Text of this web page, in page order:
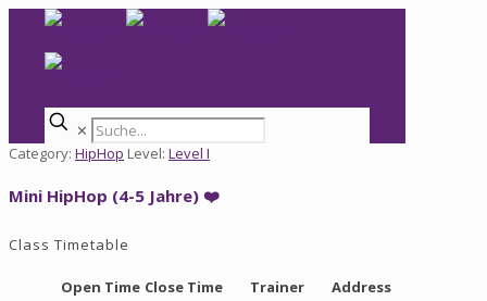
✕
Category: HipHop Level: Level I
Mini HipHop (4-5 Jahre) ❤️
Class Timetable
Open Time Close Time Trainer
Address